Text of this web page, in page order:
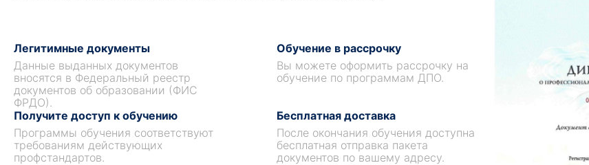
Легитимные документы
Данные выданных документов
вносятся в Федеральный реестр
документов об образовании (ФИС
ФРДО).
Обучение в рассрочку
Вы можете оформить рассрочку на
обучение по программам ДПО.
Получите доступ к обучению
Программы обучения соответствуют
требованиям действующих
профстандартов.
Бесплатная доставка
После окончания обучения доступна
бесплатная отправка пакета
документов по вашему адресу.